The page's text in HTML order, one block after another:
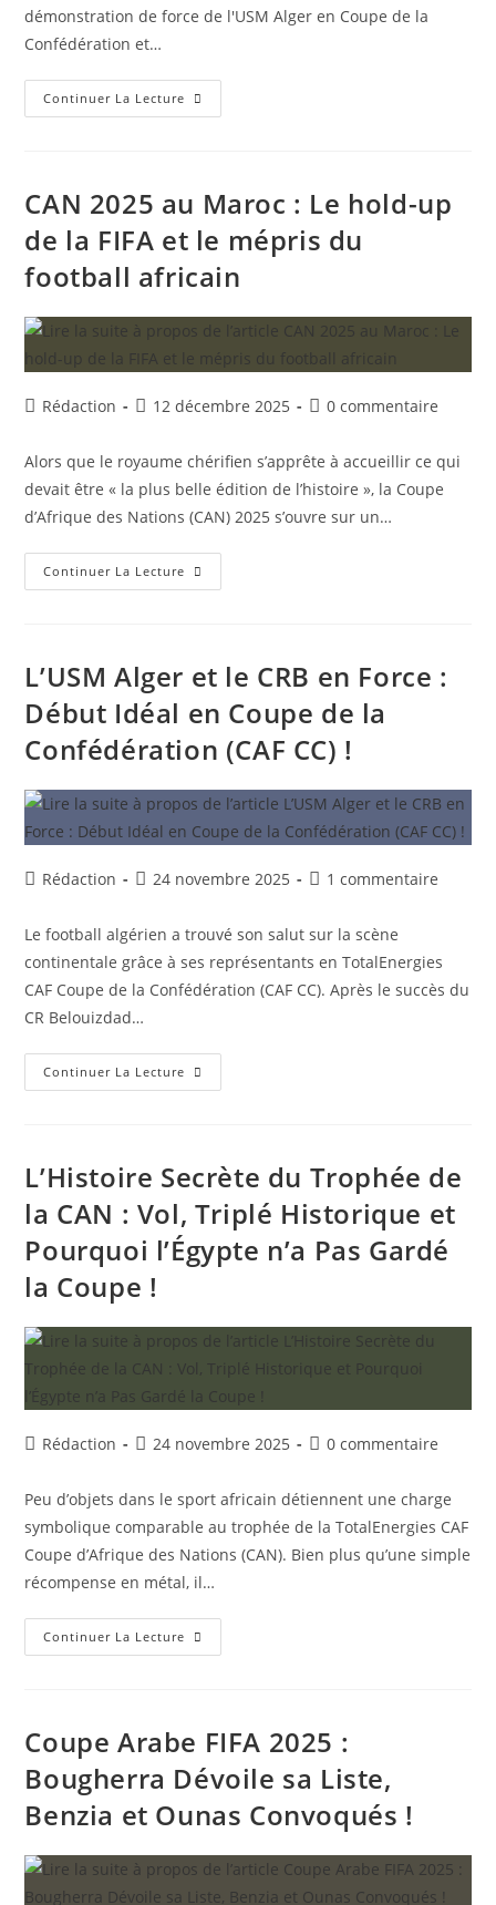
démonstration de force de l'USM Alger en Coupe de la
Confédération et…
Continuer La Lecture Coupes
D’Afrique
L’USMA
Et
Mur
Des
Géants
Pour
MCA
Et
JSK
CAN 2025 au Maroc : Le hold-up
de la FIFA et le mépris du
football africain
Auteur/autrice
la
publication :
Rédaction
Publication
12 décembre 2025
Commentaires
la
publication :
0 commentaire
Alors que le royaume chérifien s’apprête à accueillir ce qui
devait être « la plus belle édition de l’histoire », la Coupe
d’Afrique des Nations (CAN) 2025 s’ouvre sur un…
Continuer La Lecture CAN
2025
Hold-
Up
La
FIFA
Et
Le
Du
Football
L’USM Alger et le CRB en Force :
Début Idéal en Coupe de la
Confédération (CAF CC) !
Auteur/autrice
la
publication :
Rédaction
Publication
24 novembre 2025
Commentaires
publication :
1 commentaire
Le football algérien a trouvé son salut sur la scène
continentale grâce à ses représentants en TotalEnergies
CAF Coupe de la Confédération (CAF CC). Après le succès du
CR Belouizdad…
Continuer La Lecture L’USM
Alger
Force
:
Idéal
En
Coupe
De
La
!
L’Histoire Secrète du Trophée de
la CAN : Vol, Triplé Historique et
Pourquoi l’Égypte n’a Pas Gardé
la Coupe !
Auteur/autrice
la
publication :
Rédaction
Publication
24 novembre 2025
Commentaires
la
publication :
0 commentaire
Peu d’objets dans le sport africain détiennent une charge
symbolique comparable au trophée de la TotalEnergies CAF
Coupe d’Afrique des Nations (CAN). Bien plus qu’une simple
récompense en métal, il…
Continuer La Lecture L’Histoire
Secrète
CAN
:
Triplé
Historique
Et
Pourquoi
N’a
Pas
La
Coupe Arabe FIFA 2025 :
Bougherra Dévoile sa Liste,
Benzia et Ounas Convoqués !